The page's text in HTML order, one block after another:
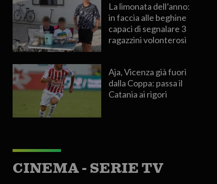
La limonata dell’anno:
in faccia alle beghine
capaci di segnalare 3
ragazzini volonterosi
Aja, Vicenza già fuori
dalla Coppa: passa il
Catania ai rigori
CINEMA - SERIE TV